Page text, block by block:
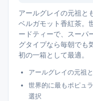
アールグレイの元祖と
ベルガモット香紅茶。
ードティーで、スーパ
グタイプなら毎朝でも
初の一箱として最適。
アールグレイの元祖
世界的に最もポピュ
選択